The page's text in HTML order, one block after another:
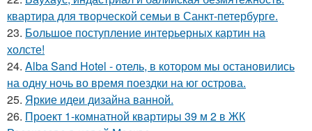
квартира для творческой семьи в Санкт-петербурге.
23. Большое поступление интерьерных картин на
холсте!
24. Alba Sand Hotel - отель, в котором мы остановились
на одну ночь во время поездки на юг острова.
25. Яркие идеи дизайна ванной.
26. Проект 1-комнатной квартиры 39 м 2 в ЖК